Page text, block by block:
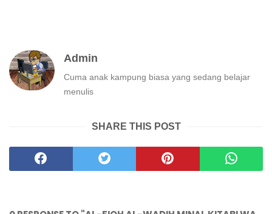
Admin
Cuma anak kampung biasa yang sedang belajar
menulis
SHARE THIS POST